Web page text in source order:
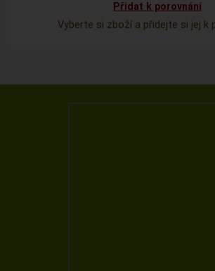
Přidat k porovnání
Vyberte si zboží a přidejte si jej k